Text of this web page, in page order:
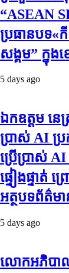
“ASEAN
ប្រធានបទ«
សង្គម” ក្នុង
5 days ago
ឯកឧត្តម នេ
ប្រាស់ AI ប្
ប្រើប្រាស់
ផ្ទៀងផ្ទាត់
អត្ថបទព័ត៌ម
5 days ago
លោកអភិបាល